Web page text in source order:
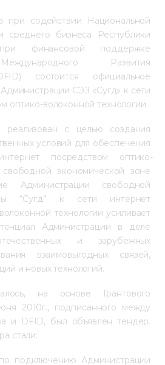
при содействии Национальной
среднего бизнеса Республики
финансовой поддержке
Развития
состоится официальное
СЭЗ «Сугд» к сети
оптико-волоконной технологии.
с целью создания
условий для обеспечения
посредством оптико-
экономической зоне
Администрации свободной
“Сугд” к сети интернет
технологии усиливает
Администрации в деле
и зарубежных
взаимовыгодных связей,
и новых технологий.
на основе Грантового
2010г., подписанного между
и DFID, был объявлен тендер.
стали:
подключению Администрации